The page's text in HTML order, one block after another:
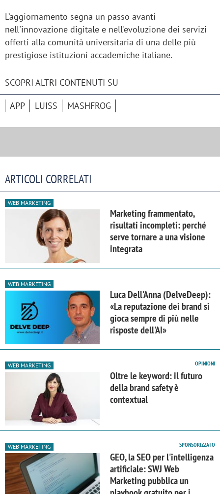
L’aggiornamento segna un passo avanti
nell'innovazione digitale e nell'evoluzione dei servizi
offerti alla comunità universitaria di una delle più
prestigiose istituzioni accademiche italiane.
SCOPRI ALTRI CONTENUTI SU
APP LUISS MASHFROG
ARTICOLI CORRELATI
WEB MARKETING
Marketing frammentato,
risultati incompleti: perché
serve tornare a una visione
integrata
WEB MARKETING
Luca Dell'Anna (DelveDeep):
«La reputazione dei brand si
gioca sempre di più nelle
risposte dell'AI»
WEB MARKETING OPINIONI
Oltre le keyword: il futuro
della brand safety è
contextual
WEB MARKETING SPONSORIZZATO
GEO, la SEO per l'intelligenza
artificiale: SWJ Web
Marketing pubblica un